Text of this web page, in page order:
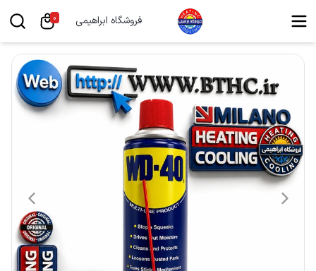
فروشگاه ابراهیمی 0